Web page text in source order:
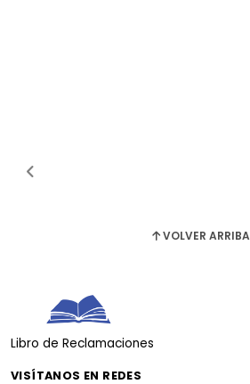
VOLVER ARRIBA
Libro de Reclamaciones
VISÍTANOS EN REDES